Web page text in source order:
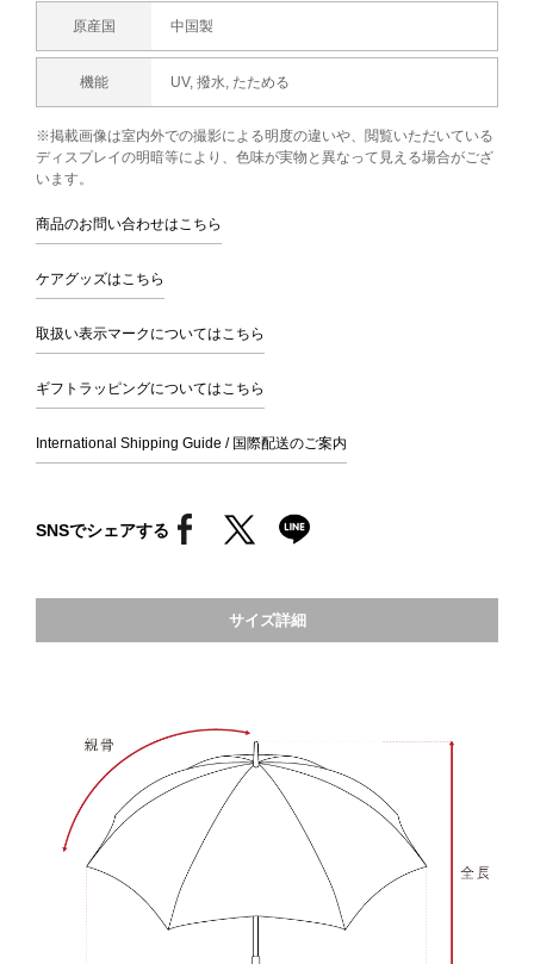
原産国 中国製
機能 UV, 撥水, たためる
※掲載画像は室内外での撮影による明度の違いや、閲覧いただいている
ディスプレイの明暗等により、色味が実物と異なって見える場合がござ
います。
商品のお問い合わせはこちら
ケアグッズはこちら
取扱い表示マークについてはこちら
ギフトラッピングについてはこちら
International Shipping Guide / 国際配送のご案内
SNSでシェアする
サイズ詳細